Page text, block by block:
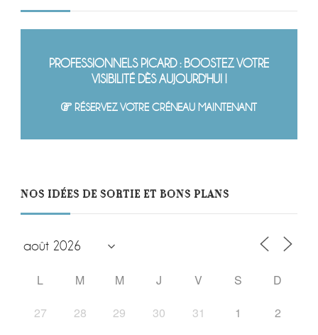
PROFESSIONNELS PICARD : BOOSTEZ VOTRE
VISIBILITÉ DÈS AUJOURD'HUI !
RÉSERVEZ VOTRE CRÉNEAU MAINTENANT
NOS IDÉES DE SORTIE ET BONS PLANS
L M M J V S
D
27
28 29 30 31 1 2